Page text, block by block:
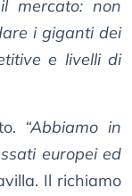
mercato: non
i giganti dei
e livelli di
“Abbiamo in
europei ed
Il richiamo